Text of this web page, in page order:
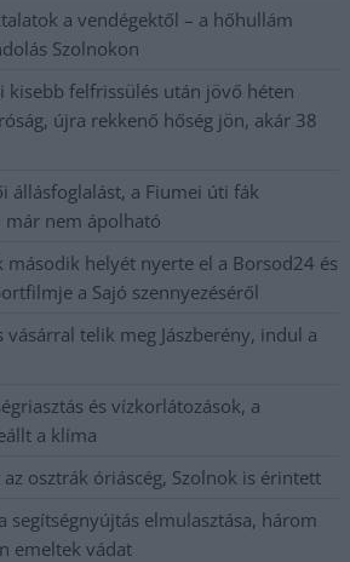
a vendégektől – a hőhullám
Szolnokon
kisebb felfrissülés után jövő héten
újra rekkenő hőség jön, akár 38
állásfoglalást, a Fiumei úti fák
már nem ápolható
második helyét nyerte el a Borsod24 és
a Sajó szennyezéséről
vásárral telik meg Jászberény, indul a
és vízkorlátozások, a
a klíma
osztrák óriáscég, Szolnok is érintett
segítségnyújtás elmulasztása, három
emeltek vádat